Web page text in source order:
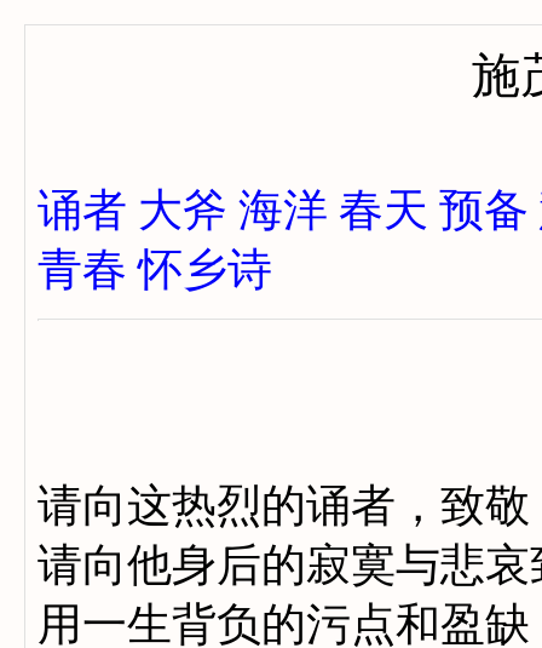
施
诵者 大斧 海洋 春天 预备
青春 怀乡诗
请向这热烈的诵者，致敬
请向他身后的寂寞与悲哀
用一生背负的污点和盈缺